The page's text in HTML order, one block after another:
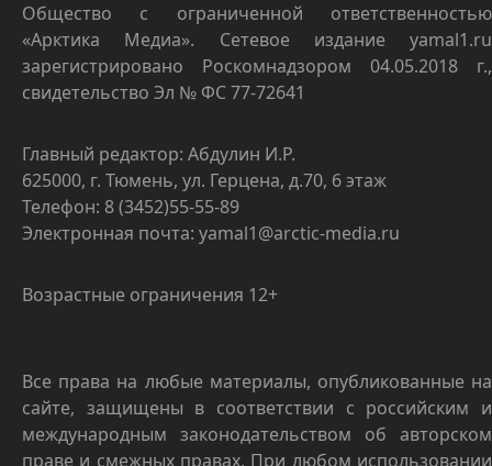
Общество с ограниченной ответственностью
«Арктика Медиа». Сетевое издание yamal1.ru
зарегистрировано Роскомнадзором 04.05.2018 г.,
свидетельство Эл № ФС 77-72641
Главный редактор: Абдулин И.Р.
625000, г. Тюмень, ул. Герцена, д.70, 6 этаж
Телефон: 8 (3452)55-55-89
Электронная почта: yamal1@arctic-media.ru
Возрастные ограничения 12+
Все права на любые материалы, опубликованные на
сайте, защищены в соответствии с российским и
международным законодательством об авторском
праве и смежных правах. При любом использовании